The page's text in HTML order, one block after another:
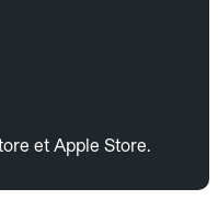
et Apple Store.